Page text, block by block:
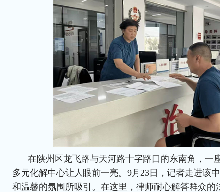
在陕州区龙飞路与天河路十字路口的东南角，一
多元化解中心让人眼前一亮。9月23日，记者走进该
和温馨的氛围所吸引。在这里，律师耐心解答群众的